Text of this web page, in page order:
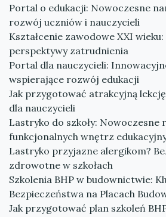
Portal o edukacji: Nowoczesne
rozwój uczniów i nauczycieli
Kształcenie zawodowe XXI
perspektywy zatrudnienia
Portal dla nauczycieli:
wspierające rozwój edukacji
Jak przygotować atrakcyjną
dla nauczycieli
Lastryko do szkoły: Nowoczesne
funkcjonalnych wnętrz
Lastryko przyjazne alergikom?
zdrowotne w szkołach
Szkolenia BHP w budownictwie:
Bezpieczeństwa na Placach
Jak przygotować plan szkoleń